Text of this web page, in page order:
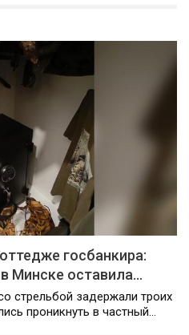
госбанкира:
Минске оставила…
стрельбой задержали троих
проникнуть в частный…